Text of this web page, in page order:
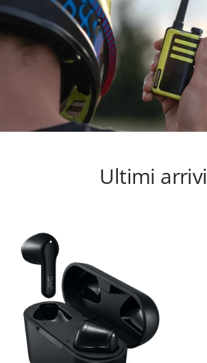
Ultimi arrivi